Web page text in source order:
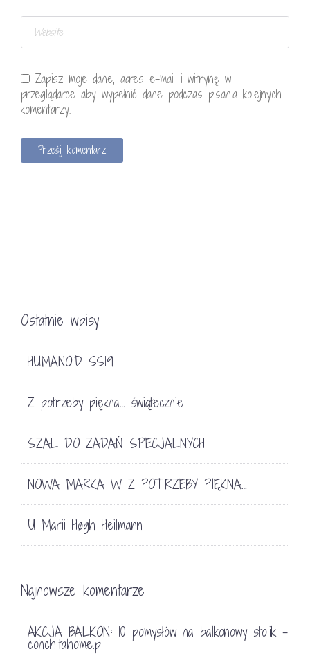
Zapisz moje dane, adres e-mail i witrynę w
przeglądarce aby wypełnić dane podczas pisania kolejnych
komentarzy.
Ostatnie wpisy
HUMANOID SS19
Z potrzeby piękna… świątecznie
SZAL DO ZADAŃ SPECJALNYCH
NOWA MARKA W Z POTRZEBY PIĘKNA…
U Marii Høgh Heilmann
Najnowsze komentarze
AKCJA BALKON: 10 pomysłów na balkonowy stolik -
conchitahome.pl